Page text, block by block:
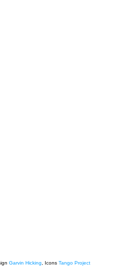
Garvin Hicking , Icons Tango Project